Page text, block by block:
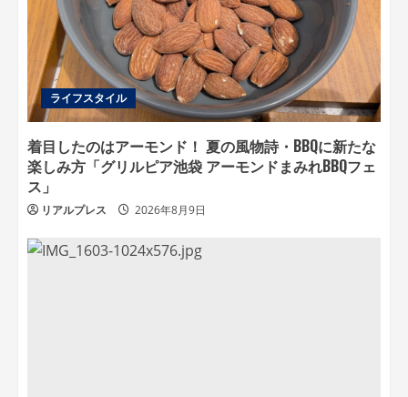
ライフスタイル
着目したのはアーモンド！ 夏の風物詩・BBQに新たな
楽しみ方「グリルピア池袋 アーモンドまみれBBQフェ
ス」
リアルプレス 2026年8月9日